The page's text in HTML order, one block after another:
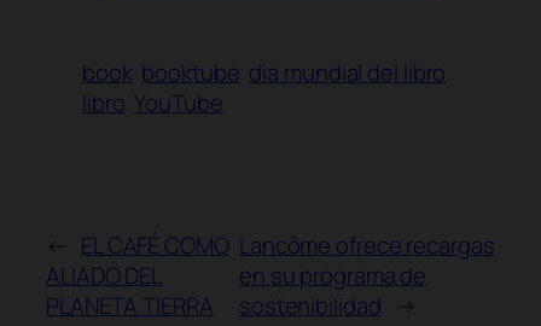
book booktube dia mundial del libro
libro YouTube
←
EL CAFÉ COMO
ALIADO DEL
PLANETA TIERRA
Lancôme ofrece recargas
en su programa de
sostenibilidad
→